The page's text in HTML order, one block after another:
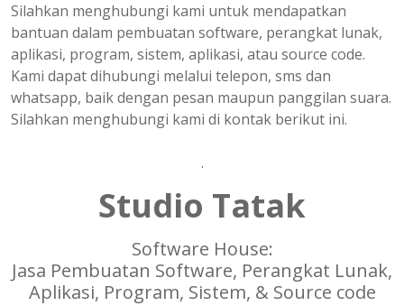
Silahkan menghubungi kami untuk mendapatkan
bantuan dalam pembuatan software, perangkat lunak,
aplikasi, program, sistem, aplikasi, atau source code.
Kami dapat dihubungi melalui telepon, sms dan
whatsapp, baik dengan pesan maupun panggilan suara.
Silahkan menghubungi kami di kontak berikut ini.
.
Studio Tatak
Software House:
Jasa Pembuatan Software, Perangkat Lunak,
Aplikasi, Program, Sistem, & Source code